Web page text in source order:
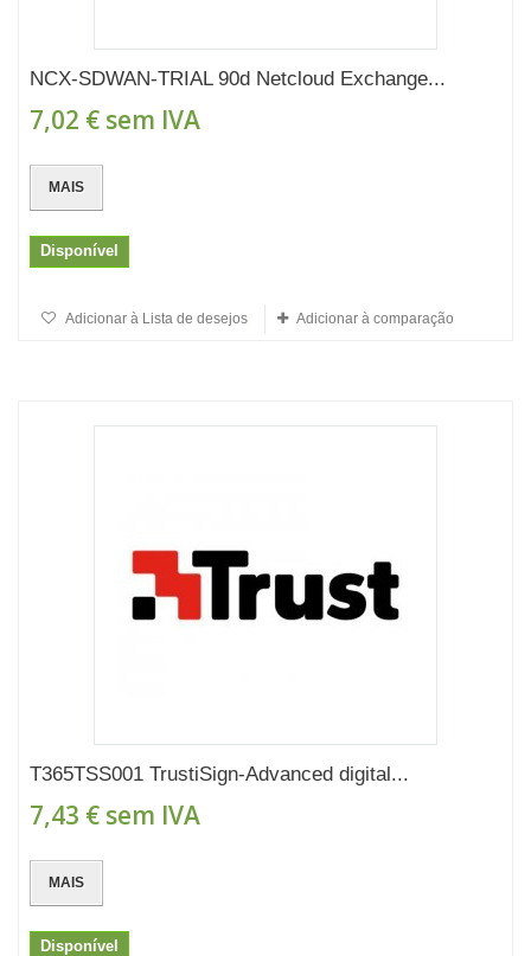
NCX-SDWAN-TRIAL 90d Netcloud Exchange...
7,02 € sem IVA
MAIS
Disponível
Adicionar à Lista de desejos Adicionar à comparação
T365TSS001 TrustiSign-Advanced digital...
7,43 € sem IVA
MAIS
Disponível